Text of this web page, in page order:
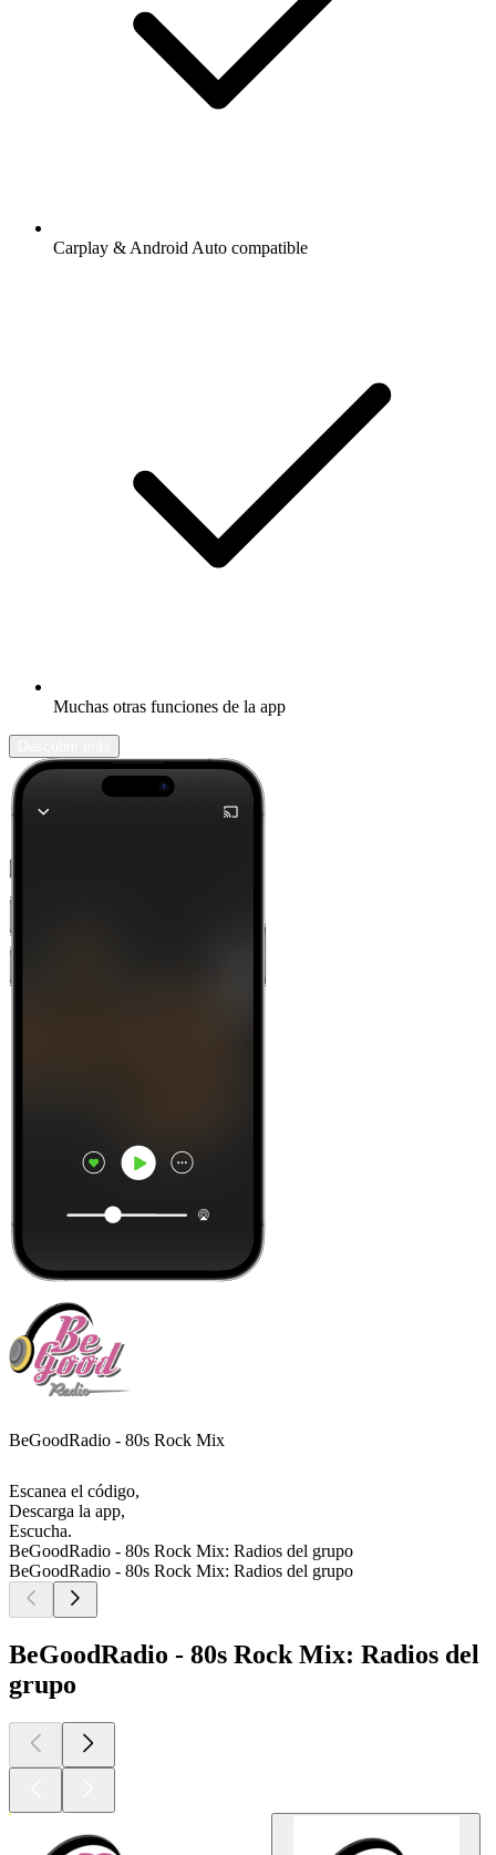
Carplay & Android Auto compatible
Muchas otras funciones de la app
BeGoodRadio - 80s Rock Mix
Escanea el código,
Descarga la app,
Escucha.
BeGoodRadio - 80s Rock Mix: Radios del grupo
BeGoodRadio - 80s Rock Mix: Radios del grupo
BeGoodRadio - 80s Rock Mix: Radios del
grupo